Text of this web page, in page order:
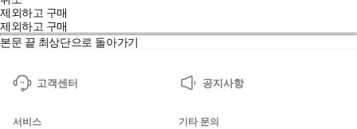
제외하고 구매
제외하고 구매
본문 끝 최상단으로 돌아가기
고객센터 공지사항
서비스
기타 문의